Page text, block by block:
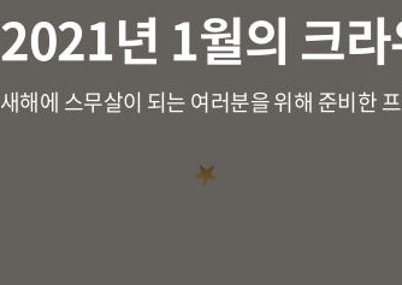
2021년 1월의 크
새해에 스무살이 되는 여러분을 위해 준비한